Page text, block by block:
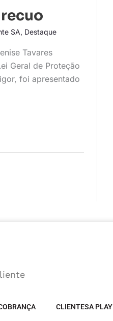
SA, Destaque
Tavares
Geral de Proteção
foi apresentado
CLIENTESA PLAY